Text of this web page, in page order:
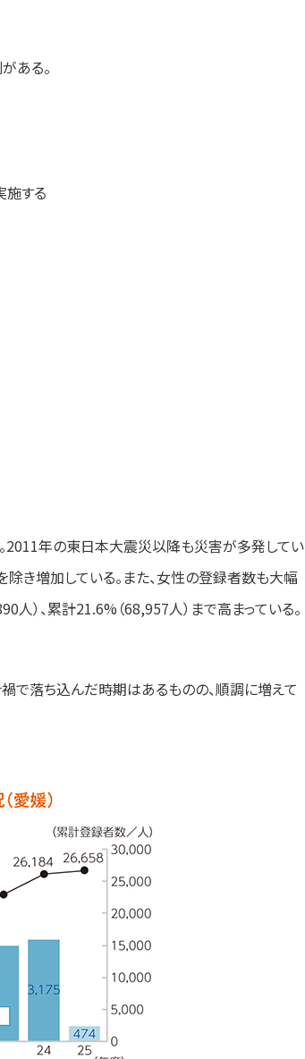
ある。
施する
2011年の東日本大震災以降も災害が多発してい
き増加している。また、女性の登録者数も大幅
）、累計21.6%（68,957人）まで高まっている。
で落ち込んだ時期はあるものの、順調に増えて